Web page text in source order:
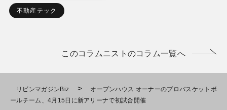
不動産テック
このコラムニストのコラム一覧へ
リビンマガジンBiz >
オープンハウス オーナーのプロバスケットボ
ールチーム、4月15日に新アリーナで初試合開催